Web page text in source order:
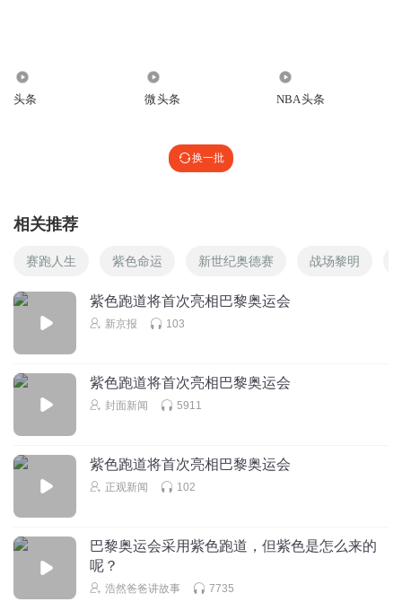
头条 微头条 NBA头条
换一批
相关推荐
赛跑人生 紫色命运 新世纪奥德赛 战场黎明
紫色跑道将首次亮相巴黎奥运会
新京报 103
紫色跑道将首次亮相巴黎奥运会
封面新闻 5911
紫色跑道将首次亮相巴黎奥运会
正观新闻 102
巴黎奥运会采用紫色跑道，但紫色是怎么来的
呢？
浩然爸爸讲故事 7735